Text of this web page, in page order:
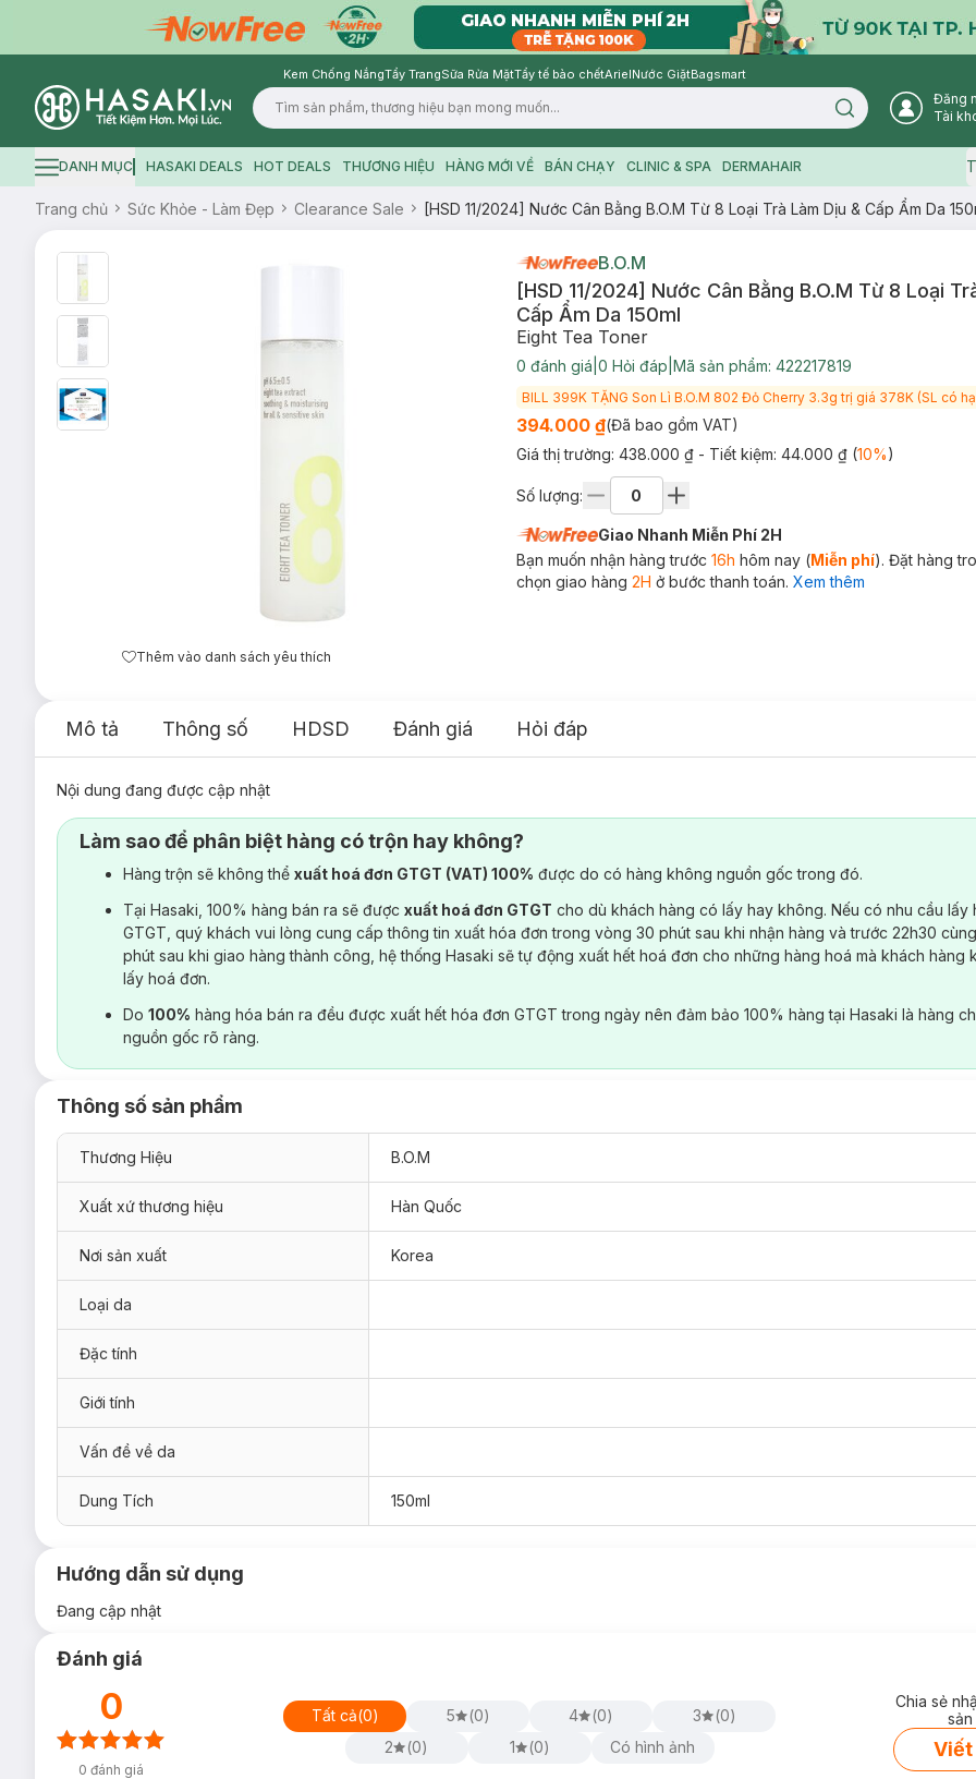
Kem Chống NắngTẩy TrangSữa Rửa MặtTẩy tế bào chếtArielNước GiặtBagsmart
Logo
Search icon
Đăng
Tài
Hamburger icon
DANH MỤC HASAKI DEALS HOT DEALS THƯƠNG HIỆU HÀNG MỚI VỀ BÁN CHẠY CLINIC & SPA DERMAHAIR
Trang chủ Sức Khỏe - Làm Đẹp Clearance Sale [HSD 11/2024] Nước Cân Bằng B.O.M Từ 8 Loại Trà Làm Dịu & Cấp Ẩm Da
Thêm vào danh sách yêu thích
B.O.M
[HSD 11/2024] Nước Cân Bằng B.O.M Từ 8 Loại
Cấp Ẩm Da 150ml
Eight Tea Toner
0 đánh giá 0 Hỏi đáp Mã sản phẩm: 422217819
BILL 399K TẶNG Son Lì B.O.M 802 Đỏ Cherry 3.3g trị giá 378K (SL có
394.000 ₫(Đã bao gồm VAT)
Giá thị trường: 438.000 ₫ - Tiết kiệm: 44.000 ₫(10%)
Số lượng:
Giao Nhanh Miễn Phí 2H
Bạn muốn nhận hàng trước 16h hôm nay (Miễn phí). Đặt hàng
chọn giao hàng 2H ở bước thanh toán. Xem thêm
Mô tả Thông số HDSD Đánh giá Hỏi đáp
Nội dung đang được cập nhật
Làm sao để phân biệt hàng có trộn hay không?
Hàng trộn sẽ không thể xuất hoá đơn GTGT (VAT) 100% được do có hàng không nguồn gốc trong đó.
Tại Hasaki, 100% hàng bán ra sẽ được xuất hoá đơn GTGT cho dù khách hàng có lấy hay không. Nếu có nhu cầu lấy
GTGT, quý khách vui lòng cung cấp thông tin xuất hóa đơn trong vòng 30 phút sau khi nhận hàng và trước 22h30
phút sau khi giao hàng thành công, hệ thống Hasaki sẽ tự động xuất hết hoá đơn cho những hàng hoá mà khách hàng
lấy hoá đơn.
Do 100% hàng hóa bán ra đều được xuất hết hóa đơn GTGT trong ngày nên đảm bảo 100% hàng tại Hasaki là hàng
nguồn gốc rõ ràng.
Thông số sản phẩm
Thương Hiệu B.O.M
Xuất xứ thương hiệu Hàn Quốc
Nơi sản xuất Korea
Loại da
Đặc tính
Giới tính
Vấn đề về da
Dung Tích 150ml
Hướng dẫn sử dụng
Đang cập nhật
Đánh giá
0
0 đánh giá
Tất cả(0) 5 (0) 4 (0) 3 (0)
2
(0) 1 (0) Có hình ảnh
Chia sẻ
Viết